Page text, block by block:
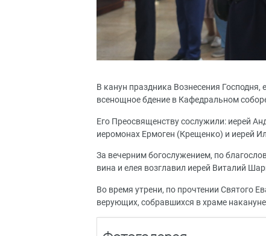
В канун праздника Вознесения
всенощное бдение в Кафедральном
Его Преосвященству сослужили: иерей
иеромонах Ермоген (Крещенко) и иерей
За вечерним богослужением, по
вина и елея возглавил иерей Виталий
Во время утрени, по прочтении Святого
верующих, собравшихся в храме